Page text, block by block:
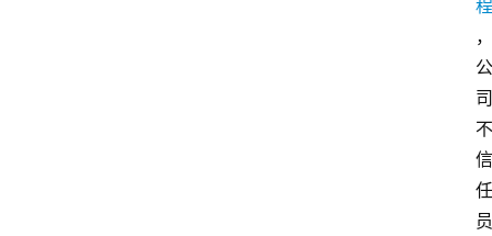
程
，
公
司
不
信
任
员